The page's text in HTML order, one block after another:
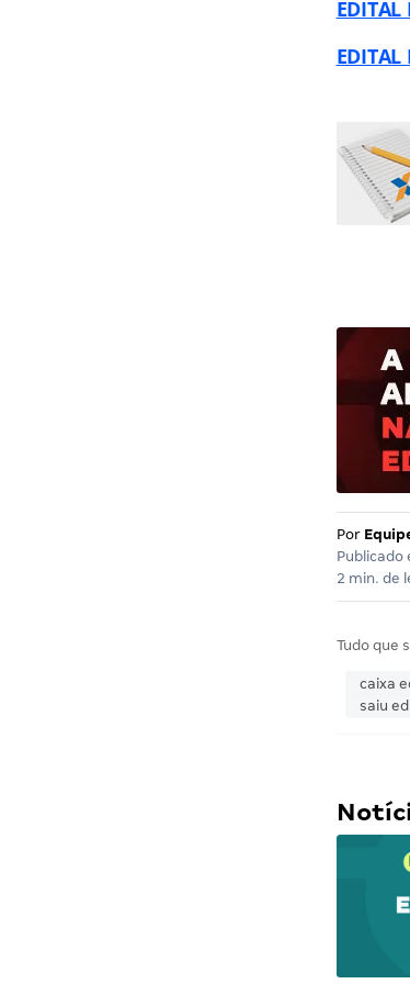
EDITAL
EDITAL
Por
Publicado
2 min. de
Tudo que
caixa
saiu